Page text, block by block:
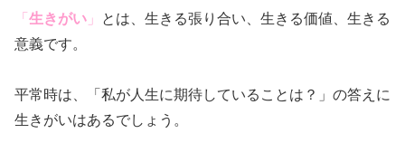
「 生きがい 」
とは、生きる張り合い、生きる価値、生きる
意義です。
平常時は、「私が人生に期待していることは？」の答えに
生きがいはあるでしょう。